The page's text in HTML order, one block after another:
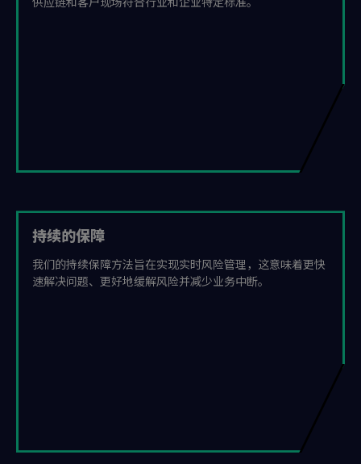
持续的保障
我们的持续保障方法旨在实现实时风险管理，这意味着更快
速解决问题、更好地缓解风险并减少业务中断。